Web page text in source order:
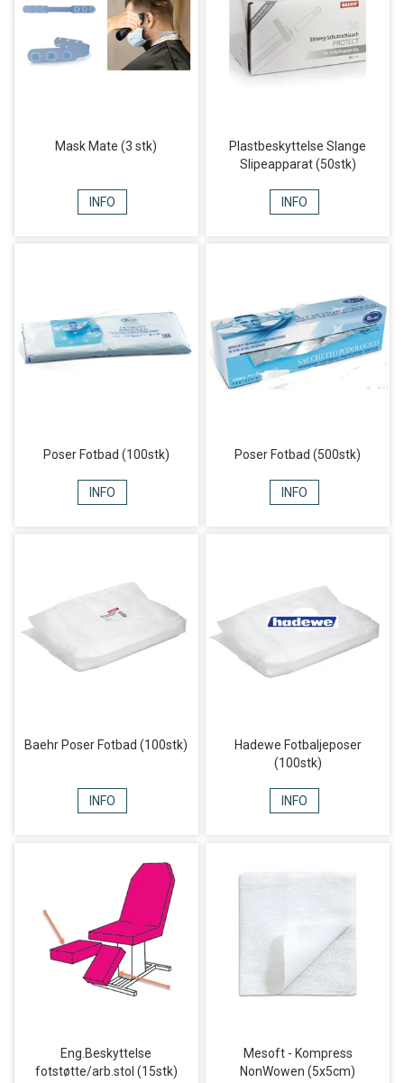
Mask Mate (3 stk)
INFO
Plastbeskyttelse Slange
Slipeapparat (50stk)
INFO
Poser Fotbad (100stk)
INFO
Poser Fotbad (500stk)
INFO
Baehr Poser Fotbad (100stk)
INFO
Hadewe Fotbaljeposer
(100stk)
INFO
Eng.Beskyttelse
fotstøtte/arb.stol (15stk)
Mesoft - Kompress
NonWowen (5x5cm)